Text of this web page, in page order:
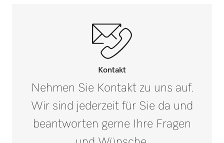
PG 8582
Durchmesser in mm
Nettogewicht in kg
0,03
Bruttogewicht in kg i
0,04
Kontakt
Nehmen Sie Kontakt zu uns auf.
Wir sind jederzeit für Sie da und
beantworten gerne Ihre Fragen